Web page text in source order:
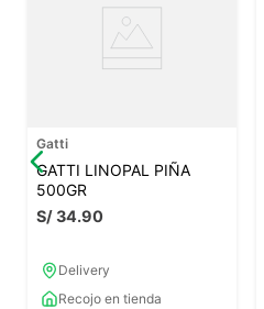
Gatti
GATTI LINOPAL PIÑA
500GR
S/34.90
Delivery
Recojo en tienda